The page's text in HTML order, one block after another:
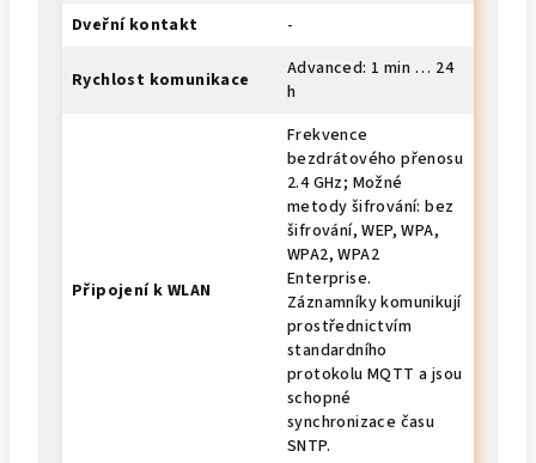
Dveřní kontakt
-
Rychlost komunikace
Advanced: 1 min … 24
h
Připojení k WLAN
Frekvence
bezdrátového přenosu
2.4 GHz; Možné
metody šifrování: bez
šifrování, WEP, WPA,
WPA2, WPA2
Enterprise.
Záznamníky komunikují
prostřednictvím
standardního
protokolu MQTT a jsou
schopné
synchronizace času
SNTP.